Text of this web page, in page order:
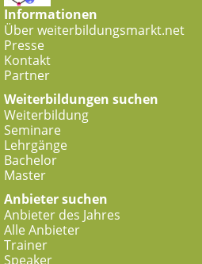
Informationen
Über weiterbildungsmarkt.net
Presse
Kontakt
Partner
Weiterbildungen suchen
Weiterbildung
Seminare
Lehrgänge
Bachelor
Master
Anbieter suchen
Anbieter des Jahres
Alle Anbieter
Trainer
Speaker